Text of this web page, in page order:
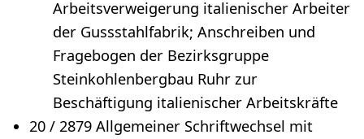
Arbeitsverweigerung italienischer Arbeiter
der Gussstahlfabrik; Anschreiben und
Fragebogen der Bezirksgruppe
Steinkohlenbergbau Ruhr zur
Beschäftigung italienischer Arbeitskräfte
20 / 2879 Allgemeiner Schriftwechsel mit